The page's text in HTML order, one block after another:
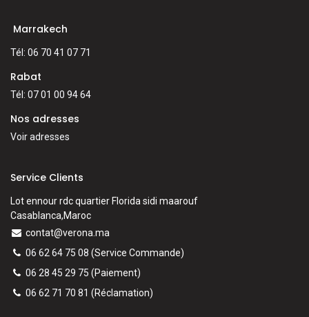
Marrakech
Tél: 06 70 41 07 71
Rabat
Tél: 07 01 00 94 64
Nos adresses
Voir adresses
Service Clients
Lot ennour rdc quartier Florida sidi maarouf
Casablanca,Maroc
contat@verona.ma
06 62 64 75 08 (Service Commande)
06 28 45 29 75 (Paiement)
06 62 71 70 81 (Réclamation)